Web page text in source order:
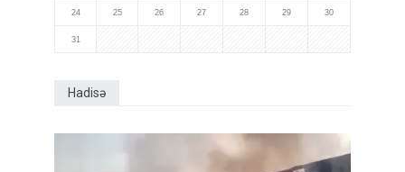
24 25 26 27 28 29 30
31
Hadisə